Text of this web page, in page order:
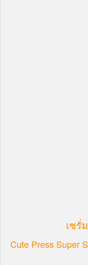
เซรั่
Cute Press Super